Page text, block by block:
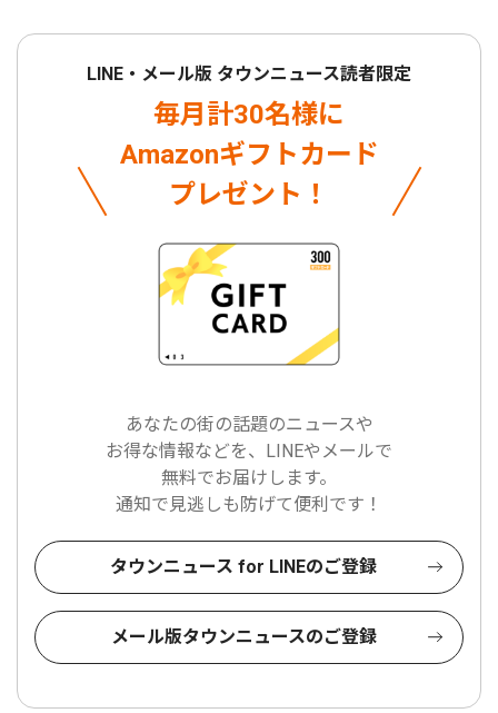
LINE・メール版 タウンニュース読者限定
毎月計30名様に
Amazonギフトカード
プレゼント！
あなたの街の話題のニュースや
お得な情報などを、LINEやメールで
無料でお届けします。
通知で見逃しも防げて便利です！
タウンニュース for LINEのご登録
メール版タウンニュースのご登録